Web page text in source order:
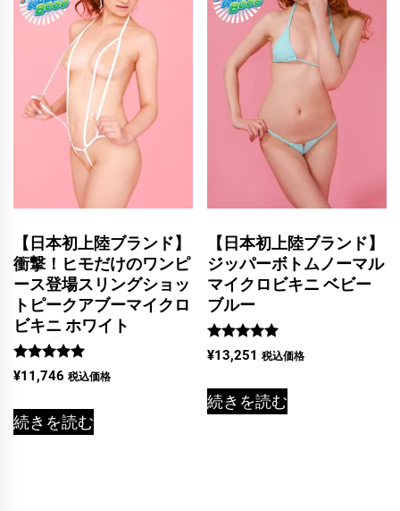
【日本初上陸ブランド】
衝撃！ヒモだけのワンピ
ース登場スリングショッ
トピークアブーマイクロ
ビキニ ホワイト
5段階中
5.00
¥11,746 税込価格
続きを読む
【日本初上陸ブランド】
ジッパーボトムノーマル
マイクロビキニ ベビー
ブルー
5段階中
5.00
¥13,251 税込価格
続きを読む